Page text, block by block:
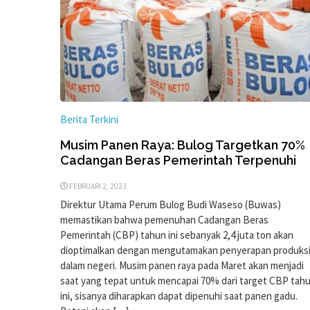
Berita Terkini
Musim Panen Raya: Bulog Targetkan 70%
Cadangan Beras Pemerintah Terpenuhi
FEBRUARI 2, 2023
Direktur Utama Perum Bulog Budi Waseso (Buwas)
memastikan bahwa pemenuhan Cadangan Beras
Pemerintah (CBP) tahun ini sebanyak 2,4 juta ton akan
dioptimalkan dengan mengutamakan penyerapan produksi
dalam negeri. Musim panen raya pada Maret akan menjadi
saat yang tepat untuk mencapai 70% dari target CBP
ini, sisanya diharapkan dapat dipenuhi saat panen gadu.